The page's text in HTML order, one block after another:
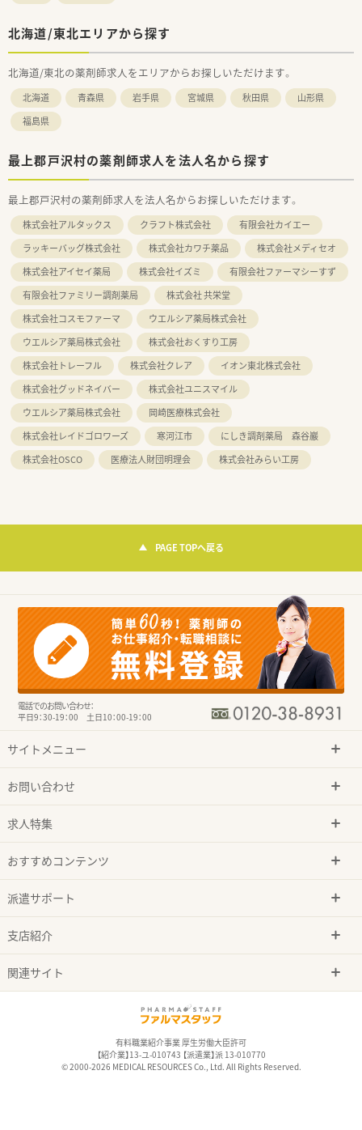
北海道/東北エリアから探す
北海道/東北の薬剤師求人をエリアからお探しいただけます。
北海道 青森県 岩手県 宮城県 秋田県
山形県
福島県
最上郡戸沢村の薬剤師求人を法人名から探す
最上郡戸沢村の薬剤師求人を法人名からお探しいただけます。
株式会社アルタックス クラフト株式会社
有限会社カイエー
ラッキーバッグ株式会社
株式会社カワチ薬品
株式会社メディセオ
株式会社アイセイ薬局
株式会社イズミ
有限会社ファーマシーすず
有限会社ファミリー調剤薬局
株式会社 共栄堂
株式会社コスモファーマ
ウエルシア薬局株式会社
ウエルシア薬局株式会社
株式会社おくすり工房
株式会社トレーフル
株式会社クレア
イオン東北株式会社
株式会社グッドネイバー
株式会社ユニスマイル
ウエルシア薬局株式会社
岡崎医療株式会社
株式会社レイドゴロワーズ
寒河江市
にしき調剤薬局 森谷巖
株式会社OSCO
医療法人財団明理会 株式会社みらい工房
PAGE TOPへ戻る
電話でのお問い合わせ：
平日9：30-19：00 土日10：00-19：00
サイトメニュー
お問い合わせ
求人特集
おすすめコンテンツ
派遣サポート
支店紹介
関連サイト
有料職業紹介事業 厚生労働大臣許可
【紹介業】13-ユ-010743 【派遣業】派 13-010770
© 2000-2026 MEDICAL RESOURCES Co., Ltd. All Rights Reserved.